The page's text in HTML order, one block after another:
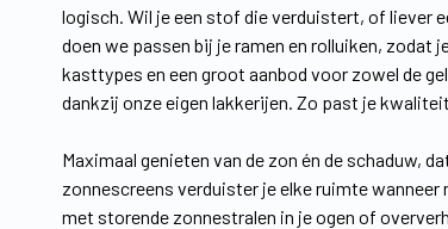
logisch. Wil je een stof die verduistert, of liever
doen we passen bij je ramen en rolluiken, zodat
kasttypes en een groot aanbod voor zowel de
dankzij onze eigen lakkerijen. Zo past je
Maximaal genieten van de zon én de schaduw,
zonnescreens verduister je elke ruimte wanneer
met storende zonnestralen in je ogen of